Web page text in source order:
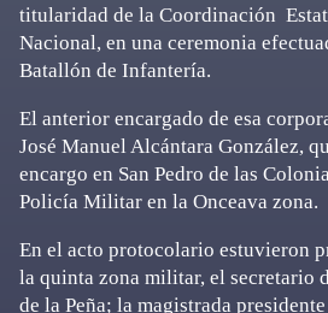
titularidad de la Coordinación
Nacional, en una ceremonia
Batallón de Infantería.
El anterior encargado de esa
José Manuel Alcántara González,
encargo en San Pedro de las
Policía Militar en la Onceava zona.
En el acto protocolario estuvieron
la quinta zona militar, el secretario
de la Peña; la magistrada